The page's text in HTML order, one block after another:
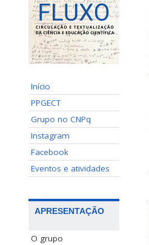
Início
PPGECT
Grupo no CNPq
Instagram
Facebook
Eventos e atividades
APRESENTAÇÃO
O grupo